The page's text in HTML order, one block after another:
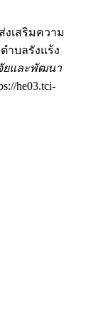
งเสริมความ
ำบลรังแร้ง
ยและพัฒนา
he03.tci-